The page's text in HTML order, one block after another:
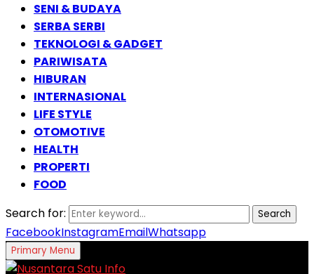
SENI & BUDAYA
SERBA SERBI
TEKNOLOGI & GADGET
PARIWISATA
HIBURAN
INTERNASIONAL
LIFE STYLE
OTOMOTIVE
HEALTH
PROPERTI
FOOD
Search for:
Search
FacebookInstagramEmailWhatsapp
Primary Menu